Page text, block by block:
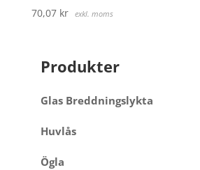
70,07 kr exkl. moms
Produkter
Glas Breddningslykta
Huvlås
Ögla